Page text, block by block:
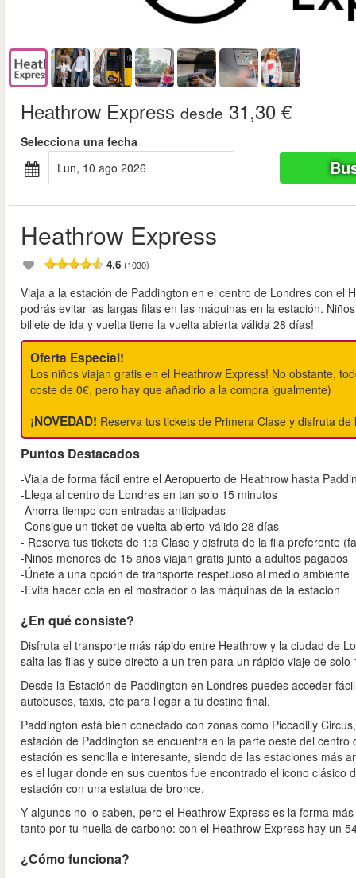
Heathrow Express desde 31,30 €
Selecciona una fecha
lun, 10 ago 2026
Heathrow Express
4.6 (1030)
Viaja a la estación de Paddington en el centro de Londres con el
podrás evitar las largas filas en las máquinas en la estación.
billete de ida y vuelta tiene la vuelta abierta válida 28 días!
Oferta Especial!
Los niños viajan gratis en el Heathrow Express! No obstante,
coste de 0€, pero hay que añadirlo a la compra igualmente)
¡NOVEDAD! Reserva tus tickets de Primera Clase y disfruta
Puntos Destacados
-Viaja de forma fácil entre el Aeropuerto de Heathrow hasta
-Llega al centro de Londres en tan solo 15 minutos
-Ahorra tiempo con entradas anticipadas
-Consigue un ticket de vuelta abierto-válido 28 días
- Reserva tus tickets de 1:a Clase y disfruta de la fila preferente
-Niños menores de 15 años viajan gratis junto a adultos pagados
-Únete a una opción de transporte respetuoso al medio ambiente
-Evita hacer cola en el mostrador o las máquinas de la estación
¿En qué consiste?
Disfruta el transporte más rápido entre Heathrow y la ciudad de
salta las filas y sube directo a un tren para un rápido viaje de solo
Desde la Estación de Paddington en Londres puedes acceder
autobuses, taxis, etc para llegar a tu destino final.
Paddington está bien conectado con zonas como Piccadilly
estación de Paddington se encuentra en la parte oeste del
estación es sencilla e interesante, siendo de las estaciones más
es el lugar donde en sus cuentos fue encontrado el icono
estación con una estatua de bronce.
Y algunos no lo saben, pero el Heathrow Express es la forma
tanto por tu huella de carbono: con el Heathrow Express hay un
¿Cómo funciona?